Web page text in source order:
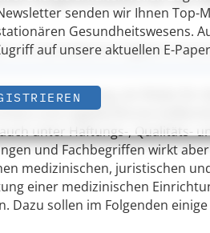
mit Zentralbereich Hygiene,
ein Risiko für
und regelkonforme
unter Haftungs-, Qualitäts-
und Fachbegriffen wirkt
medizinischen, juristischen
einer medizinischen
Dazu sollen im Folgenden einige
senden wir Ihnen Top-
Gesundheitswesens.
auf unsere aktuellen E-